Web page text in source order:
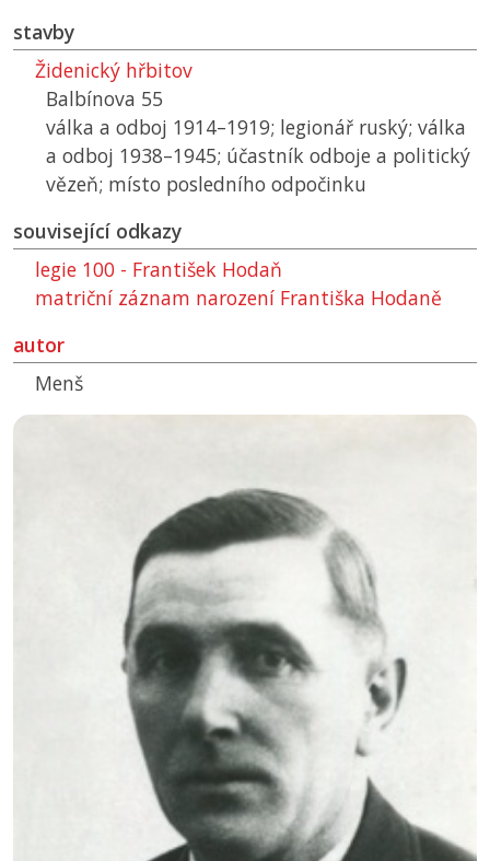
stavby
Židenický hřbitov
Balbínova 55
válka a odboj 1914–1919; legionář ruský; válka
a odboj 1938–1945; účastník odboje a politický
vězeň; místo posledního odpočinku
související odkazy
legie 100 - František Hodaň
matriční záznam narození Františka Hodaně
autor
Menš